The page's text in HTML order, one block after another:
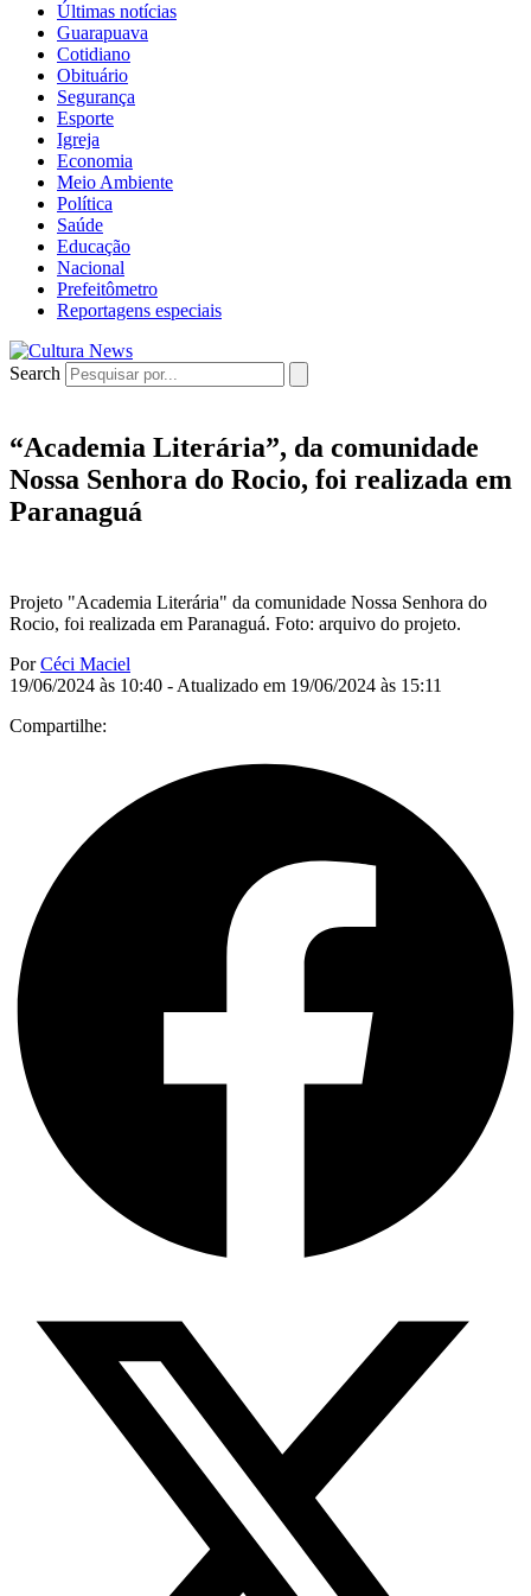
Últimas notícias
Guarapuava
Cotidiano
Obituário
Segurança
Esporte
Igreja
Economia
Meio Ambiente
Política
Saúde
Educação
Nacional
Prefeitômetro
Reportagens especiais
Search
“Academia Literária”, da comunidade
Nossa Senhora do Rocio, foi realizada em
Paranaguá
Projeto "Academia Literária" da comunidade Nossa Senhora do
Rocio, foi realizada em Paranaguá. Foto: arquivo do projeto.
PorCéci Maciel
19/06/2024 às 10:40 - Atualizado em 19/06/2024 às 15:11
Compartilhe: